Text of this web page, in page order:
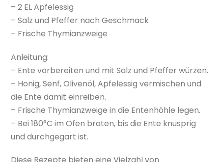
– 2 EL Apfelessig
– Salz und Pfeffer nach Geschmack
– Frische Thymianzweige
Anleitung:
– Ente vorbereiten und mit Salz und Pfeffer würzen.
– Honig, Senf, Olivenöl, Apfelessig vermischen und
die Ente damit einreiben.
– Frische Thymianzweige in die Entenhöhle legen.
– Bei 180°C im Ofen braten, bis die Ente knusprig
und durchgegart ist.